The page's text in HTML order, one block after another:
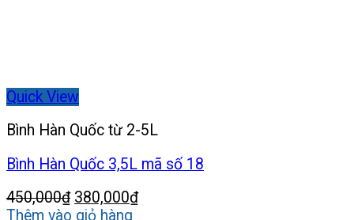
Quick View
Bình Hàn Quốc từ 2-5L
Bình Hàn Quốc 3,5L mã số 18
450,000₫ Giá
gốc
380,000₫Giá
Thêm vào giỏ hàng